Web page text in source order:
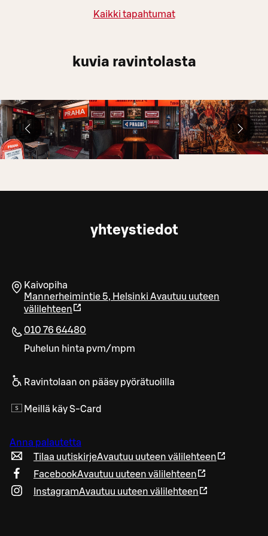
Kaikki tapahtumat
kuvia ravintolasta
yhteystiedot
Kaivopiha
Mannerheimintie 5, Helsinki Avautuu uuteen
välilehteen
010 76 64480
Puhelun hinta pvm/mpm
Ravintolaan on pääsy pyörätuolilla
Meillä käy S-Card
Anna palautetta
Tilaa uutiskirjeAvautuu uuteen välilehteen
FacebookAvautuu uuteen välilehteen
InstagramAvautuu uuteen välilehteen